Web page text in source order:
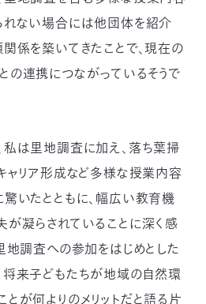
れない場合には他団体を紹介
係を築いてきたことで、現在の
の連携につながっているそうで
私は里地調査に加え、落ち葉掃
ャリア形成など多様な授業内容
いたとともに、幅広い教育機
が凝らされていることに深く感
地調査への参加をはじめとした
将来子どもたちが地域の自然環
が何よりのメリットだと語る片